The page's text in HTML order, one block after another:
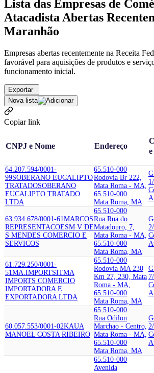
Lista das Empresas de
Atacadista Abertas
Maranhão
Empresas abertas recentemente na Receita
favorável para aquisições de produtos e
funcionamento inicial.
Exportar
Nova lista
Copiar link
CNPJ e Nome Endereço
64.207.594/0001-
99SOBERANO EUCALIPTO
TRATADOSOBERANO
EUCALIPTO TRATADO
LTDA
65.510-000
Rodovia Br 222,
Mata Roma - MA,
65.510-000
Mata Roma, MA
63.934.678/0001-61MARCOS
REPRESENTACOESM V DE
S MENDES COMERCIO E
SERVICOS
65.510-000
Rua Rua do
Matadouro, 7,
Mata Roma - MA,
65.510-000
Mata Roma, MA
61.729.250/0001-
51MA.IMPORTSITMA
IMPORTS COMERCIO
IMPORTADORA E
EXPORTADORA LTDA
65.510-000
Rodovia MA 230
Km 27, 230, Mata
Roma - MA,
65.510-000
Mata Roma, MA
60.057.553/0001-02KAUA
MANOEL COSTA RIBEIRO
65.510-000
Rua Odilon
Marchao - Centro,
Mata Roma - MA,
65.510-000
Mata Roma, MA
65.510-000
Avenida